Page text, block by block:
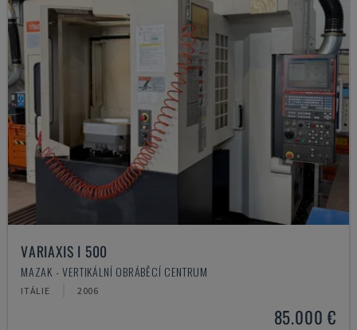
VARIAXIS I 500
MAZAK - VERTIKÁLNÍ OBRÁBĚCÍ CENTRUM
ITÁLIE 2006
85.000 €